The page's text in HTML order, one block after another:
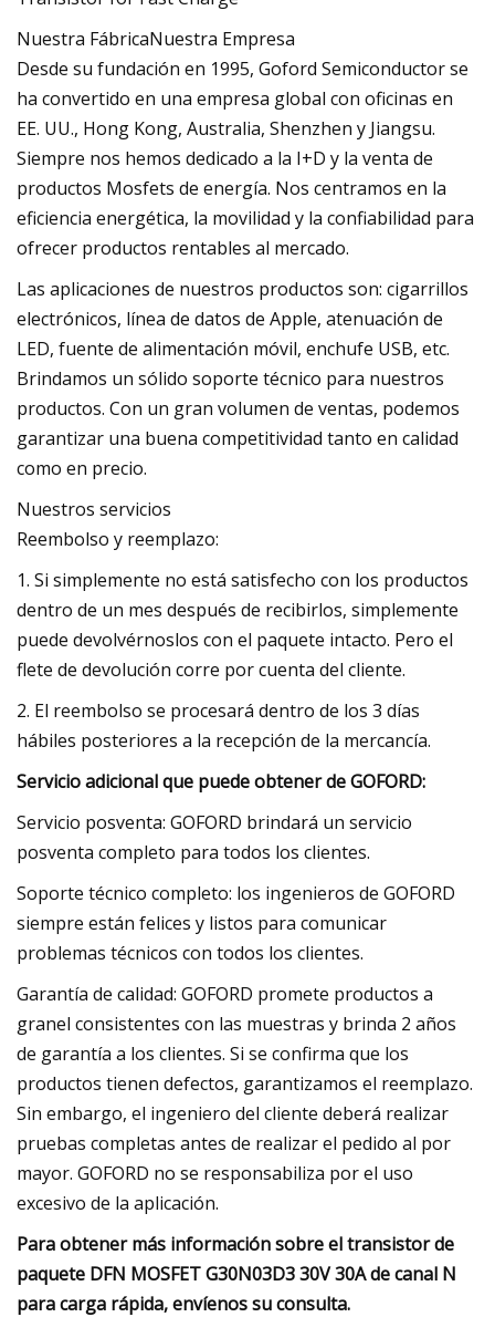
Nuestra FábricaNuestra Empresa
Desde su fundación en 1995, Goford Semiconductor se
ha convertido en una empresa global con oficinas en
EE. UU., Hong Kong, Australia, Shenzhen y Jiangsu.
Siempre nos hemos dedicado a la I+D y la venta de
productos Mosfets de energía. Nos centramos en la
eficiencia energética, la movilidad y la confiabilidad para
ofrecer productos rentables al mercado.
Las aplicaciones de nuestros productos son: cigarrillos
electrónicos, línea de datos de Apple, atenuación de
LED, fuente de alimentación móvil, enchufe USB, etc.
Brindamos un sólido soporte técnico para nuestros
productos. Con un gran volumen de ventas, podemos
garantizar una buena competitividad tanto en calidad
como en precio.
Nuestros servicios
Reembolso y reemplazo:
1. Si simplemente no está satisfecho con los productos
dentro de un mes después de recibirlos, simplemente
puede devolvérnoslos con el paquete intacto. Pero el
flete de devolución corre por cuenta del cliente.
2. El reembolso se procesará dentro de los 3 días
hábiles posteriores a la recepción de la mercancía.
Servicio adicional que puede obtener de GOFORD:
Servicio posventa: GOFORD brindará un servicio
posventa completo para todos los clientes.
Soporte técnico completo: los ingenieros de GOFORD
siempre están felices y listos para comunicar
problemas técnicos con todos los clientes.
Garantía de calidad: GOFORD promete productos a
granel consistentes con las muestras y brinda 2 años
de garantía a los clientes. Si se confirma que los
productos tienen defectos, garantizamos el reemplazo.
Sin embargo, el ingeniero del cliente deberá realizar
pruebas completas antes de realizar el pedido al por
mayor. GOFORD no se responsabiliza por el uso
excesivo de la aplicación.
Para obtener más información sobre el transistor de
paquete DFN MOSFET G30N03D3 30V 30A de canal N
para carga rápida, envíenos su consulta.